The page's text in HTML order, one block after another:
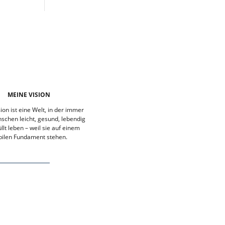
MEINE VISION
ist eine Welt, in der immer
leicht, gesund, lebendig
leben – weil sie auf einem
Fundament stehen.